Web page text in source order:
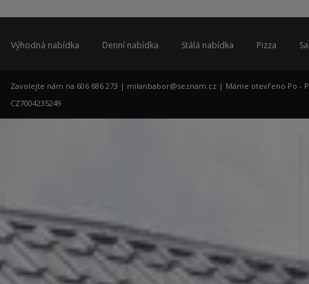
Výhodná nabídka Denní nabídka Stálá nabídka Pizza
Zavolejte nám na 606 686 273 | milanbabor@seznam.cz | Máme otevřeno Po -
CZ7004235249